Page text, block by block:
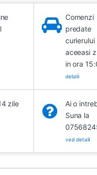
Comenzi
predate
curierului
aceeasi
in ora
detalii
zile
Ai o
Suna la
vezi detalii